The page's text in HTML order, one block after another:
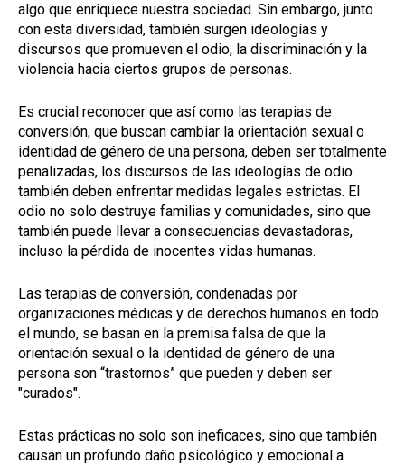
algo que enriquece nuestra sociedad. Sin embargo, junto
con esta diversidad, también surgen ideologías y
discursos que promueven el odio, la discriminación y la
violencia hacia ciertos grupos de personas.
Es crucial reconocer que así como las terapias de
conversión, que buscan cambiar la orientación sexual o
identidad de género de una persona, deben ser totalmente
penalizadas, los discursos de las ideologías de odio
también deben enfrentar medidas legales estrictas. El
odio no solo destruye familias y comunidades, sino que
también puede llevar a consecuencias devastadoras,
incluso la pérdida de inocentes vidas humanas.
Las terapias de conversión, condenadas por
organizaciones médicas y de derechos humanos en todo
el mundo, se basan en la premisa falsa de que la
orientación sexual o la identidad de género de una
persona son “trastornos” que pueden y deben ser
"curados".
Estas prácticas no solo son ineficaces, sino que también
causan un profundo daño psicológico y emocional a